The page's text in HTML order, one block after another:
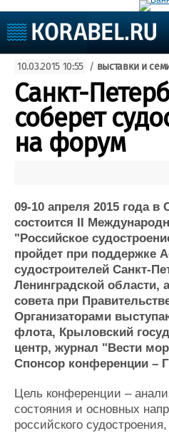
Судоходство
Судоремонт
События
Пресс-релизы
Порты
Рыболовство
ВМФ
Образование
Судостроение
Пульс
Новости
Компании
Репутация
Работа
Крюинг
Журнал
Реклама
Доска
Услуги
Конференции
Выставки и семинары
Личности
10.03.2015 10:55 / выставки и
Санкт-
соберет
на форум
09-10 апреля 2015 года в
состоится II
"Российское
пройдет при поддержке
судостроителей Санкт-
Ленинградской области,
совета при
Организаторами
флота, Крыловский
центр, журнал "Вести
Спонсор конференции –
Цель конференции –
состояния и основных
российского